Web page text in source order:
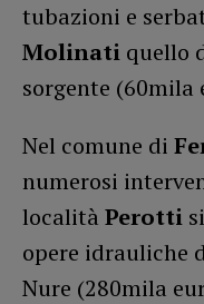
tubazioni e
Molinati quello
sorgente (60mila
Nel comune di
numerosi
località Perotti
opere idrauliche
Nure (280mila